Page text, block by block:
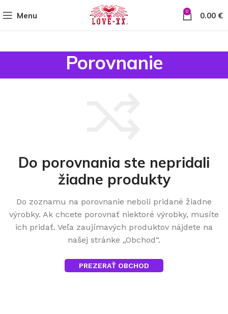
Menu 0 0.00 €
Porovnanie
Do porovnania ste nepridali
žiadne produkty
Do zoznamu na porovnanie neboli pridané žiadne
výrobky. Ak chcete porovnať niektoré výrobky, musíte
ich pridať. Veľa zaujímavých produktov nájdete na
našej stránke „Obchod“.
PREZERAŤ OBCHOD